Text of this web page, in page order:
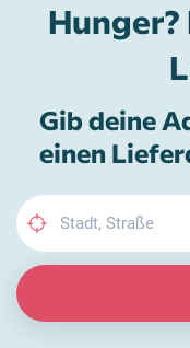
Gib deine
einen